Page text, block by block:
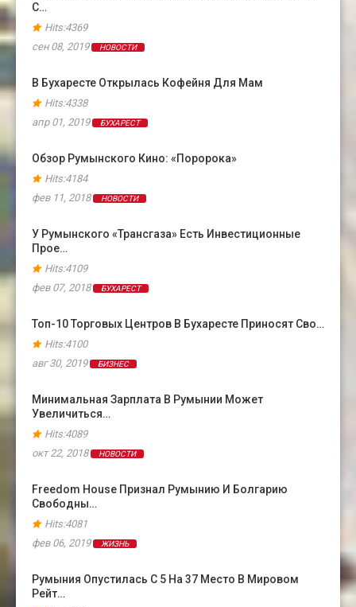
С…
Hits:4369
сен 08, 2019
НОВОСТИ
В Бухаресте Открылась Кофейня Для Мам
Hits:4338
апр 01, 2019
БУХАРЕСТ
Обзор Румынского Кино: «Поророка»
Hits:4184
фев 11, 2018
НОВОСТИ
У Румынского «Трансгаза» Есть Инвестиционные
Прое…
Hits:4109
фев 07, 2018
БУХАРЕСТ
Топ-10 Торговых Центров В Бухаресте Приносят Сво…
Hits:4100
авг 30, 2019
БИЗНЕС
Минимальная Зарплата В Румынии Может
Увеличиться…
Hits:4089
окт 22, 2018
НОВОСТИ
Freedom House Признал Румынию И Болгарию
Свободны…
Hits:4081
фев 06, 2019
ЖИЗНЬ
Румыния Опустилась С 5 На 37 Место В Мировом
Рейт…